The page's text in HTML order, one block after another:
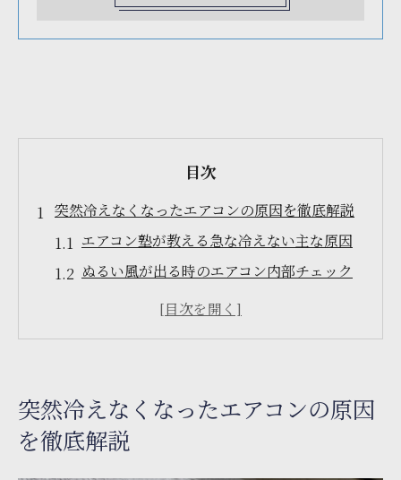
目次
突然冷えなくなったエアコンの原因を徹底解説
エアコン塾が教える急な冷えない主な原因
ぬるい風が出る時のエアコン内部チェック
要因
自己点検で気を付けたい室外機の確認ポイ
突然冷えなくなったエアコンの原因
を徹底解説